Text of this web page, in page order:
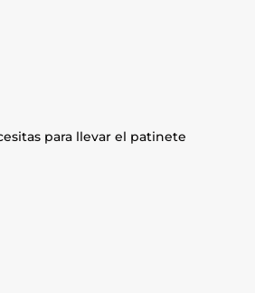
para llevar el patinete